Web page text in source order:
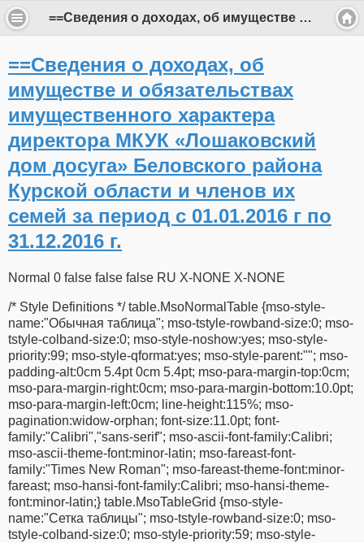
==Сведения о доходах, об имуществе и обязательствах имущественного характера директора МКУК «Лошаковский дом досуга» Беловского района Курской области и членов их семей за период с 01.01.2016 г по 31.12.2016 г.
==Сведения о доходах, об
имуществе и обязательствах
имущественного характера
директора МКУК «Лошаковский
дом досуга» Беловского района
Курской области и членов их
семей за период с 01.01.2016 г по
31.12.2016 г.
Normal 0 false false false RU X-NONE X-NONE
/* Style Definitions */ table.MsoNormalTable {mso-style-
name:"Обычная таблица"; mso-tstyle-rowband-size:0; mso-
tstyle-colband-size:0; mso-style-noshow:yes; mso-style-
priority:99; mso-style-qformat:yes; mso-style-parent:""; mso-
padding-alt:0cm 5.4pt 0cm 5.4pt; mso-para-margin-top:0cm;
mso-para-margin-right:0cm; mso-para-margin-bottom:10.0pt;
mso-para-margin-left:0cm; line-height:115%; mso-
pagination:widow-orphan; font-size:11.0pt; font-
family:"Calibri","sans-serif"; mso-ascii-font-family:Calibri;
mso-ascii-theme-font:minor-latin; mso-fareast-font-
family:"Times New Roman"; mso-fareast-theme-font:minor-
fareast; mso-hansi-font-family:Calibri; mso-hansi-theme-
font:minor-latin;} table.MsoTableGrid {mso-style-
name:"Сетка таблицы"; mso-tstyle-rowband-size:0; mso-
tstyle-colband-size:0; mso-style-priority:59; mso-style-